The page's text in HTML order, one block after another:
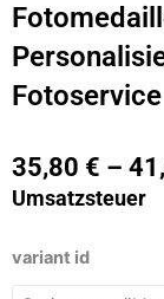
35,80 € –
Umsatzsteuer
variant id
Rosegold
Vergoldete